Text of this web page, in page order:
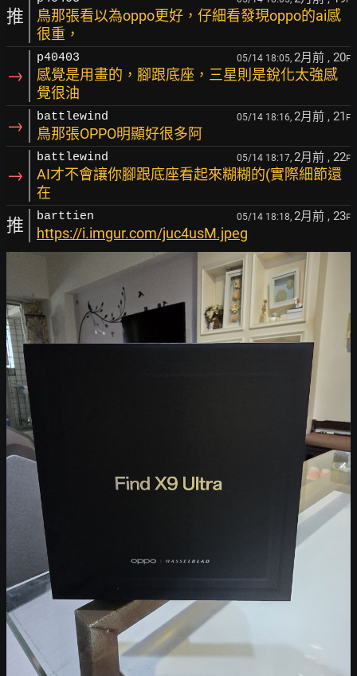
推
鳥那張看以為oppo更好，仔細看發現oppo的ai感
很重，
→
p40403 05/14 18:05, 2月前 , 20F
感覺是用畫的，腳跟底座，三星則是銳化太強感
覺很油
→ battlewind 05/14 18:16, 2月前 , 21 F
鳥那張OPPO明顯好很多阿
→
battlewind 05/14 18:17, 2月前 , 22F
AI才不會讓你腳跟底座看起來糊糊的(實際細節還
在
推 barttien 05/14 18:18, 2月前 , 23F
https://i.imgur.com/juc4usM.jpeg